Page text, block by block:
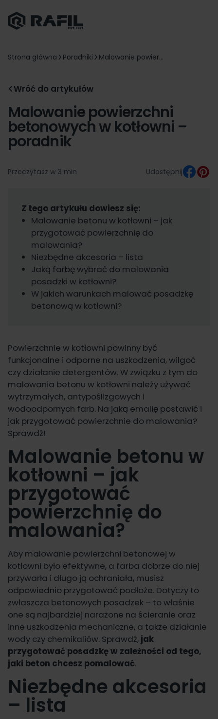
Strona główna Poradniki Malowanie powier...
Wróć do artykułów
Malowanie powierzchni
betonowych w kotłowni –
poradnik
Przeczytasz w 3 min Udostępnij
Z tego artykułu dowiesz się:
Malowanie betonu w kotłowni – jak
przygotować powierzchnię do
malowania?
Niezbędne akcesoria – lista
Jaką farbę wybrać do malowania
posadzki w kotłowni?
W jakich warunkach malować posadzkę
betonową w kotłowni?
Powierzchnie w kotłowni powinny być
funkcjonalne i odporne na uszkodzenia, wilgoć
czy działanie detergentów. W związku z tym do
malowania betonu w kotłowni należy używać
wytrzymałych, antypoślizgowych i
wodoodpornych farb. Na jaką emalię postawić i
jak przygotować powierzchnie do malowania?
Sprawdź!
Malowanie betonu w
kotłowni – jak
przygotować
powierzchnię do
malowania?
Aby malowanie powierzchni betonowej w
kotłowni było efektywne, a farba dobrze do niej
przywarła i długo ją ochraniała, musisz
odpowiednio przygotować podłoże. Dotyczy to
zwłaszcza betonowych posadzek – to właśnie
one są najbardziej narażone na ścieranie oraz
inne uszkodzenia mechaniczne, a także działanie
wody czy chemikaliów. Sprawdź, jak
przygotować posadzkę w zależności od tego,
jaki beton chcesz pomalować.
Niezbędne akcesoria
– lista